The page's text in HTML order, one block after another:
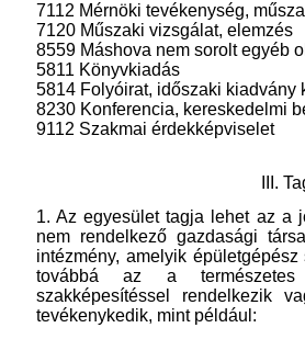
7112 Mérnöki tevékenység,
7120 Műszaki vizsgálat, elemzés
8559 Máshova nem sorolt egyéb
5811 Könyvkiadás
5814 Folyóirat, időszaki kiadvány
8230 Konferencia, kereskedelmi
9112 Szakmai érdekképviselet
III.
1. Az egyesület tagja lehet az a
nem rendelkező gazdasági
intézmény, amelyik
továbbá az a természetes
szakképesítéssel rendelkezik
tevékenykedik, mint például: